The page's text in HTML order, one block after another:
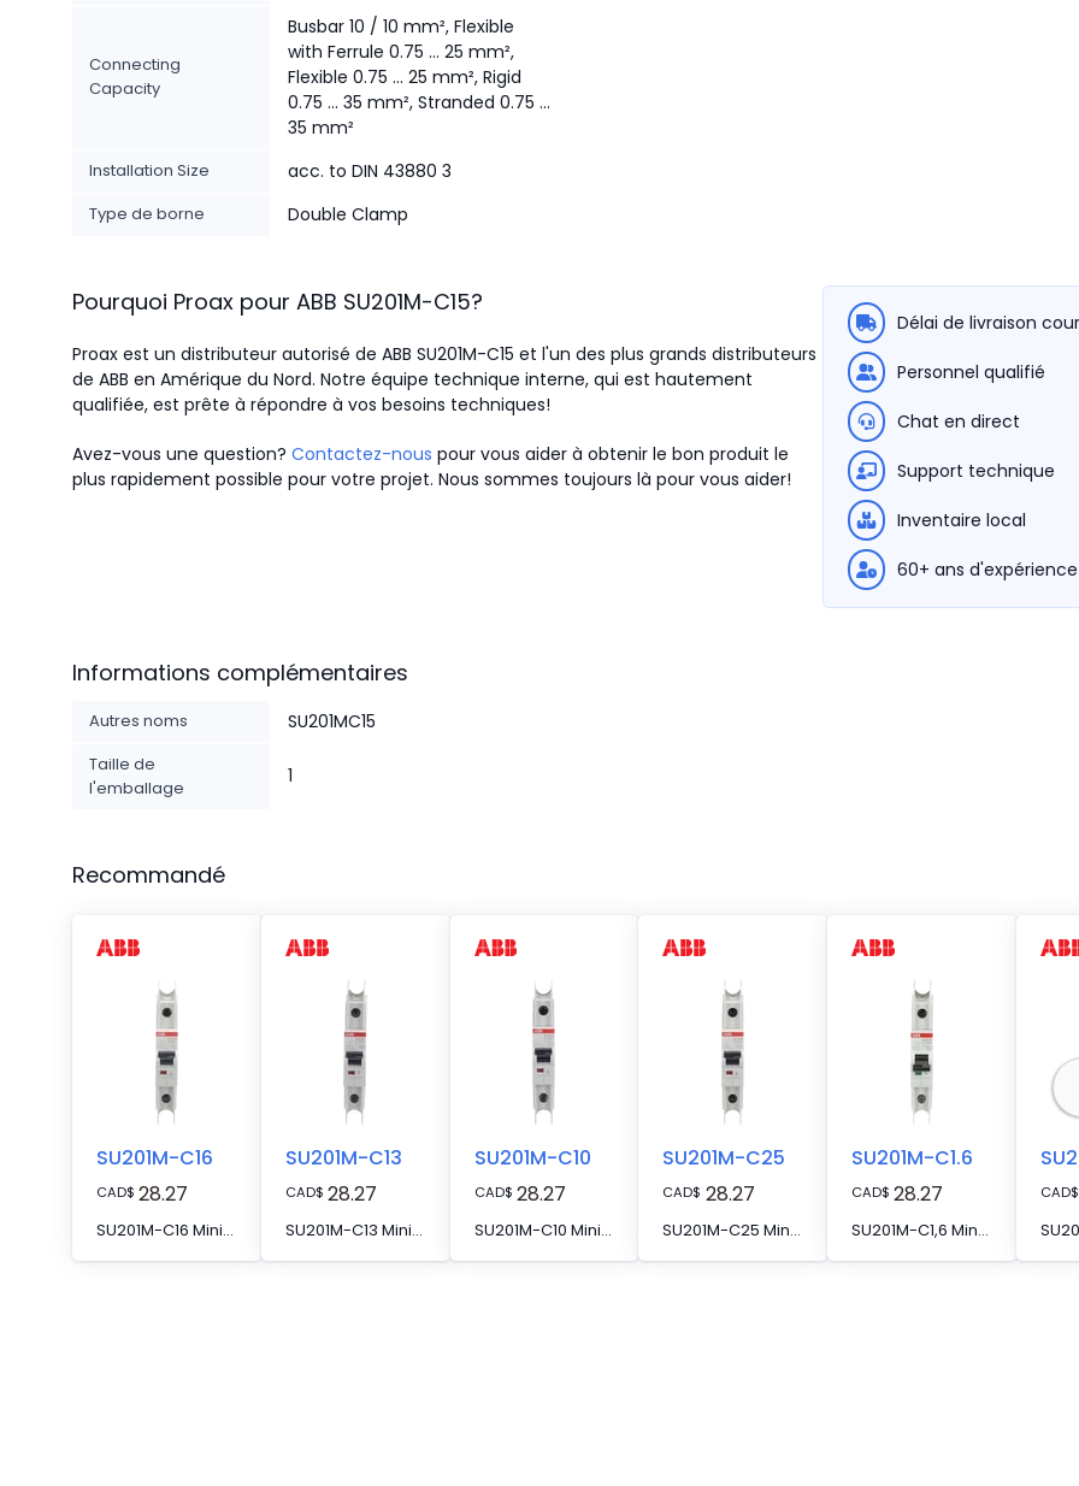
Connecting
Capacity
Busbar 10 / 10 mm², Flexible
with Ferrule 0.75 ... 25 mm²,
Flexible 0.75 ... 25 mm², Rigid
0.75 ... 35 mm², Stranded 0.75 ...
35 mm²
Installation Size acc. to DIN 43880 3
Type de borne Double Clamp
Pourquoi Proax pour ABB SU201M-C15?
Proax est un distributeur autorisé de ABB SU201M-C15 et l'un des plus grands distributeurs
de ABB en Amérique du Nord. Notre équipe technique interne, qui est hautement
qualifiée, est prête à répondre à vos besoins techniques!
Avez-vous une question? Contactez-nous pour vous aider à obtenir le bon produit le
plus rapidement possible pour votre projet. Nous sommes toujours là pour vous aider!
Délai de livraison
Personnel qualifié
Chat en direct
Support technique
Inventaire local
60+ ans d'expérience
Informations complémentaires
Autres noms SU201MC15
Taille de
l'emballage
1
Recommandé
SU201M-C16
CAD$ 28.27
SU201M-C16 Miniature Circuit Breaker C-Char., 10kA, 16A, 1P UL489
SU201M-C13
CAD$ 28.27
SU201M-C13 Miniature Circuit Breaker C-Char., 10kA, 13A, 1P UL489
SU201M-C10
CAD$ 28.27
SU201M-C10 Miniature Circuit Breaker C-Char., 10kA, 10A, 1P UL489
SU201M-C25
CAD$ 28.27
SU201M-C25 Miniature Circuit Breaker C-Char., 10kA, 25A, 1P UL489
SU201M-C1.6
CAD$ 28.27
SU201M-C1,6 Miniature Circuit Breaker C-Char., 10kA, 1,6A, 1P UL489
CAD$